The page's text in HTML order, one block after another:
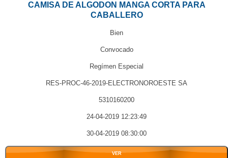
CAMISA DE ALGODON MANGA CORTA PARA
CABALLERO
Bien
Convocado
Regímen Especial
RES-PROC-46-2019-ELECTRONOROESTE SA
5310160200
24-04-2019 12:23:49
30-04-2019 08:30:00
VER